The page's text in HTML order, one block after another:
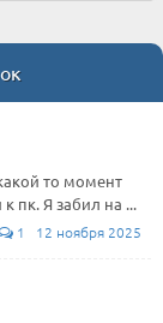
то момент
пк. Я забил на ...
1 12 ноября 2025